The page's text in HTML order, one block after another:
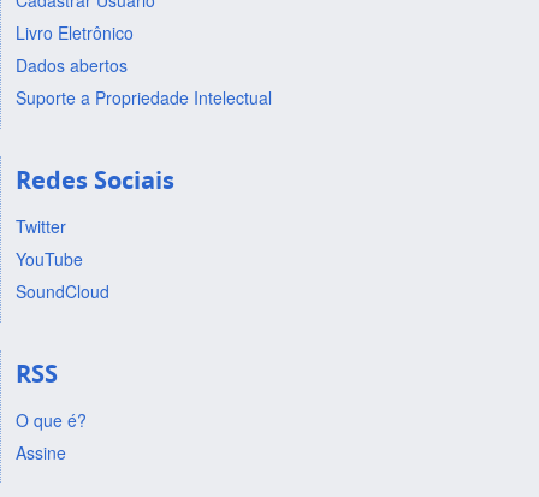
Livro Eletrônico
Dados abertos
Suporte a Propriedade Intelectual
Redes Sociais
Twitter
YouTube
SoundCloud
RSS
O que é?
Assine